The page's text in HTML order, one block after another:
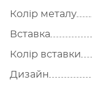
Колір металу
Вставка
Колір вставки
Дизайн